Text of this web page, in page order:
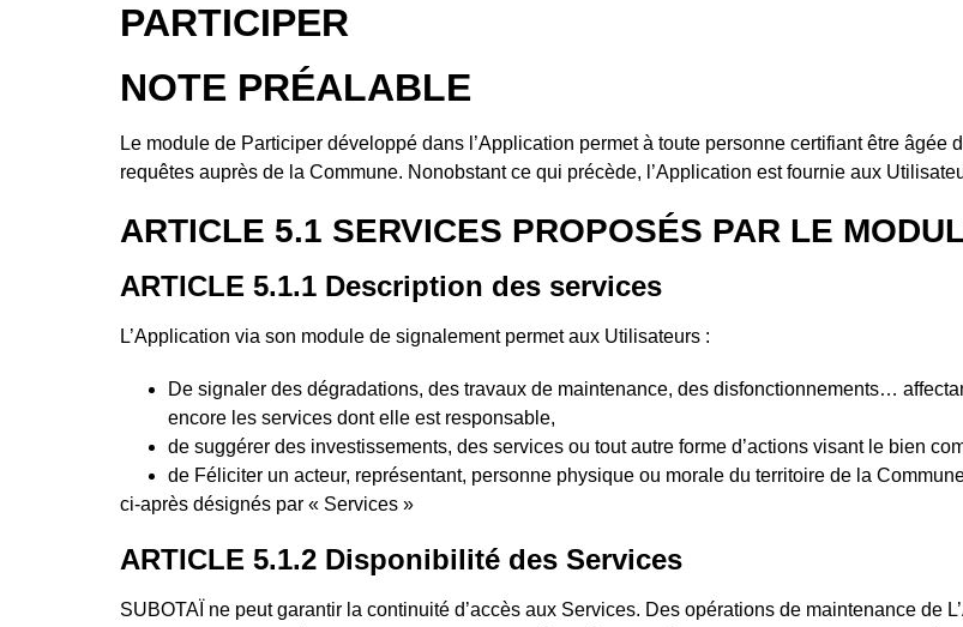
PARTICIPER
NOTE PRÉALABLE
Le module de Participer développé dans l’Application permet à toute personne certifiant être âgée
requêtes auprès de la Commune. Nonobstant ce qui précède, l’Application est fournie aux
ARTICLE 5.1 SERVICES PROPOSÉS PAR LE
ARTICLE 5.1.1 Description des services
L’Application via son module de signalement permet aux Utilisateurs :
De signaler des dégradations, des travaux de maintenance, des disfonctionnements…
encore les services dont elle est responsable,
de suggérer des investissements, des services ou tout autre forme d’actions visant le bien
de Féliciter un acteur, représentant, personne physique ou morale du territoire de la
ci-après désignés par « Services »
ARTICLE 5.1.2 Disponibilité des Services
SUBOTAÏ ne peut garantir la continuité d’accès aux Services. Des opérations de maintenance de